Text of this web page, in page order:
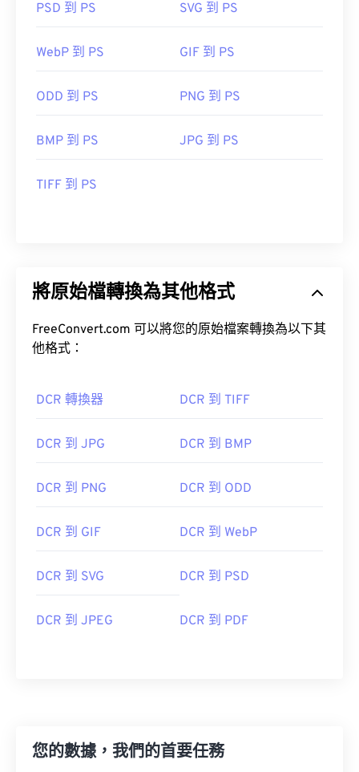
PSD 到 PS SVG 到 PS
WebP 到 PS GIF 到 PS
ODD 到 PS PNG 到 PS
BMP 到 PS JPG 到 PS
TIFF 到 PS
將原始檔轉換為其他格式
FreeConvert.com 可以將您的原始檔案轉換為以下其
他格式：
DCR 轉換器 DCR 到 TIFF
DCR 到 JPG DCR 到 BMP
DCR 到 PNG DCR 到 ODD
DCR 到 GIF DCR 到 WebP
DCR 到 SVG DCR 到 PSD
DCR 到 JPEG DCR 到 PDF
您的數據，我們的首要任務